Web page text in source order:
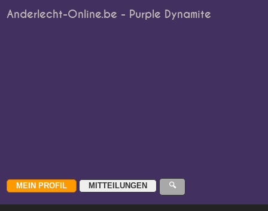
Anderlecht-Online.be - Purple Dynamite